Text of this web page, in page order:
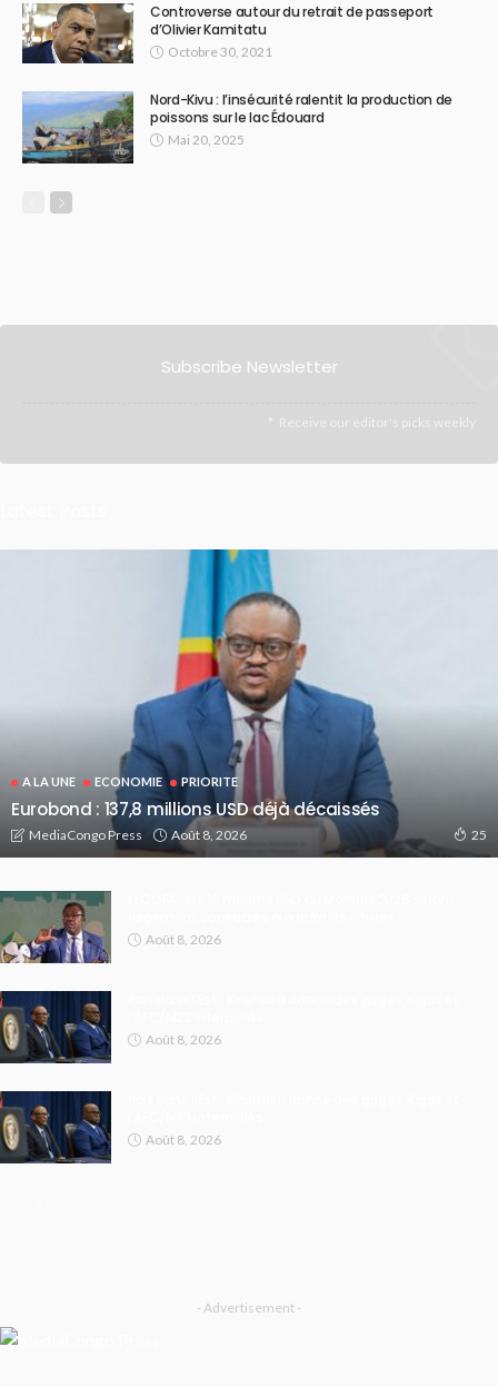
Controverse autour du retrait de passeport
d’Olivier Kamitatu
Octobre 30, 2021
Nord-Kivu : l’insécurité ralentit la production de
poissons sur le lac Édouard
Mai 20, 2025
Subscribe Newsletter
Receive our editor's picks weekly
A LA UNE ECONOMIE PRIORITE
Eurobond : 137,8 millions USD déjà décaissés
MediaCongo Press Août 8, 2026 25
Août 8, 2026
Août 8, 2026
Août 8, 2026
- Advertisement -